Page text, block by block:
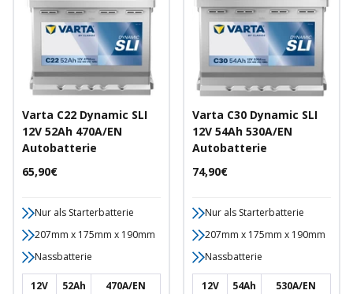
Varta C22 Dynamic SLI
12V 52Ah 470A/EN
Autobatterie
Angebotspreis
65,90€
Nur als Starterbatterie
207mm x 175mm x 190mm
Nassbatterie
12V 52Ah 470A/EN
Varta C30 Dynamic SLI
12V 54Ah 530A/EN
Autobatterie
Angebotspreis
74,90€
Nur als Starterbatterie
207mm x 175mm x 190mm
Nassbatterie
12V 54Ah 530A/EN